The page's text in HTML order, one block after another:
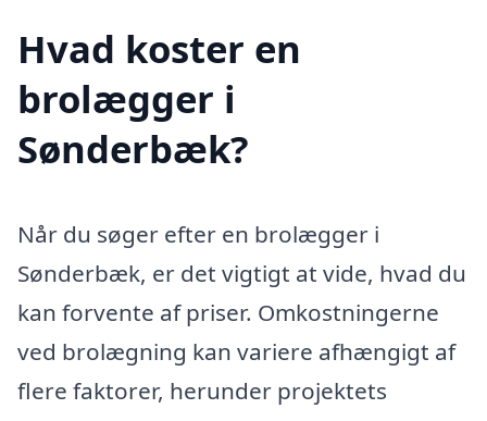
Hvad koster en
brolægger i
Sønderbæk?
Når du søger efter en brolægger i
Sønderbæk, er det vigtigt at vide, hvad du
kan forvente af priser. Omkostningerne
ved brolægning kan variere afhængigt af
flere faktorer, herunder projektets